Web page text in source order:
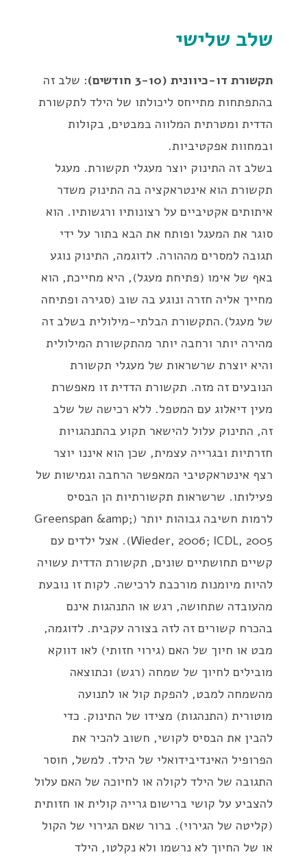
שלב שלישי
תקשורת דו-כיוונית (3-10 חודשים)
: שלב זה
בהתפתחות מתייחס ליכולתו של הילד לתקשורת
הדדית ומטרתית המלווה במבטים, בקולות
ובמחוות אפקטיביות.
בשלב זה התינוק יוצר מעגלי תקשורת. מעגל
תקשורת הוא אינטראקציה בה התינוק משדר
איתותים אקטיביים על רצונותיו ורגשותיו. הוא
סוגר את המעגל ופותח את הבא בתור על ידי
תגובה למסרים מההורה. לדוגמה, התינוק נוגע
באף של אימו (פתיחת מעגל), היא מחייכת, הוא
מחייך אליה חזרה ונוגע בה שוב (סגירה ופתיחה
של מעגל).התקשורת הבלתי-מילולית בשלב זה
מהירה יותר ורחבה יותר מהתקשורת המילולית
והיא יוצרת שרשראות של מעגלי תקשורת
הנובעים זה מזה. תקשורת הדדית זו מאפשרת
מעין דיאלוג עם המטפל. ללא רכישה של שלב
זה, התינוק עלול להישאר תקוע בהתנהגויות
חזרתיות ובגרייה עצמית, שכן הוא איננו יוצר
רצף אינטראקטיבי המאפשר הרחבה וגמישות של
פעילותו. שרשראות תקשורתיות הן הבסיס
לרמות חשיבה גבוהות יותר (Greenspan &amp;
Wieder, 2006; ICDL, 2005). אצל ילדים עם
קשיים תחושתיים שונים, תקשורת הדדית עשויה
להיות מיומנות מורכבת לרכישה. לקות זו נובעת
מהעובדה שתחושה, רגש או התנהגות אינם
בהכרח קשורים זה לזה בצורה עקבית. לדוגמה,
מבט או חיוך של האם (גירוי חזותי) לאו דווקא
מובילים לחיוך של שמחה (רגש) וכתוצאה
מהשמחה למבט, להפקת קול או לתנועה
מוטורית (התנהגות) מצידו של התינוק. כדי
להבין את הבסיס לקושי, חשוב להכיר את
הפרופיל האינדיבידואלי של הילד. למשל, חוסר
התגובה של הילד לקולה או לחיוכה של האם עלול
להצביע על קושי ברישום גרייה קולית או חזותית
(קליטה של הגירוי). ברור שאם הגירוי של הקול
או של החיוך לא נרשמו ולא נקלטו, הילד